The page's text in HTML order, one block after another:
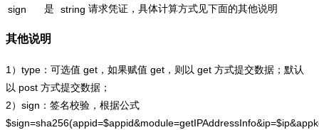
sign
是 string 请求凭证，具体计算方式见下面的其他说明
其他说明
1）type：可选值 get，如果赋值 get，则以 get 方式提交数据；默认
以 post 方式提交数据；
2）sign：签名校验，根据公式